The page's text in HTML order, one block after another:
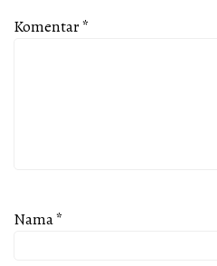
Komentar*
Nama*